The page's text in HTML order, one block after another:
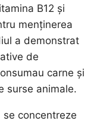
B12 și
menținerea
a demonstrat
de
carne și
surse animale.
concentreze